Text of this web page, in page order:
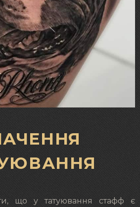
що у татуювання стафф є